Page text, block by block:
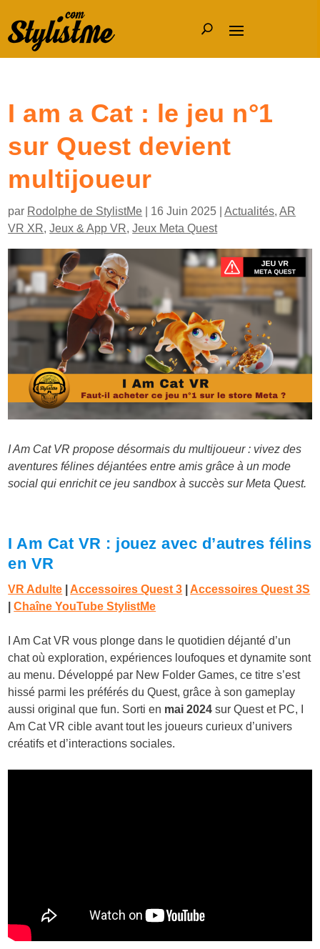
I am a Cat : le jeu n°1
sur Quest devient
multijoueur
par Rodolphe de StylistMe 16 Juin 2025 |Actualités,AR
VR XR,Jeux & App VR,Jeux Meta Quest
I Am Cat VR propose désormais du multijoueur : vivez des
aventures félines déjantées entre amis grâce à un mode
social qui enrichit ce jeu sandbox à succès sur Meta Quest.
I Am Cat VR : jouez avec d’autres félins
en VR
VR Adulte Accessoires Quest 3
Accessoires Quest 3S
|Chaîne YouTube StylistMe
I Am Cat VR vous plonge dans le quotidien déjanté d’un
chat où exploration, expériences loufoques et dynamite sont
au menu. Développé par New Folder Games, ce titre s’est
hissé parmi les préférés du Quest, grâce à son gameplay
aussi original que fun. Sorti en mai 2024 sur Quest et PC, I
Am Cat VR cible avant tout les joueurs curieux d’univers
créatifs et d’interactions sociales.